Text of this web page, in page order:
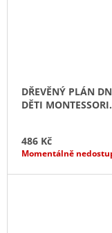
DŘEVĚNÝ PLÁN
DĚTI MONTESSORI
486 Kč
Momentálně